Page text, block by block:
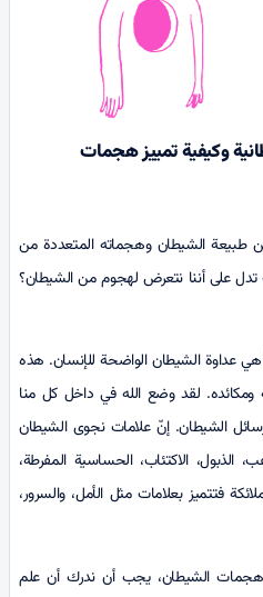
وكيفية تمييز هجمات
طبيعة الشيطان وهجماته المتعددة من
على أننا نتعرض لهجوم من الشيطان؟
هي عداوة الشيطان الواضحة للإنسان. هذه
ومكائده. لقد وضع الله في داخل كل منا
الشيطان. إنّ علامات نجوى الشيطان
الذبول، الاكتئاب، الحساسية المفرطة،
فتتميز بعلامات مثل الأمل، والسرور،
الشيطان، يجب أن ندرك أن علم